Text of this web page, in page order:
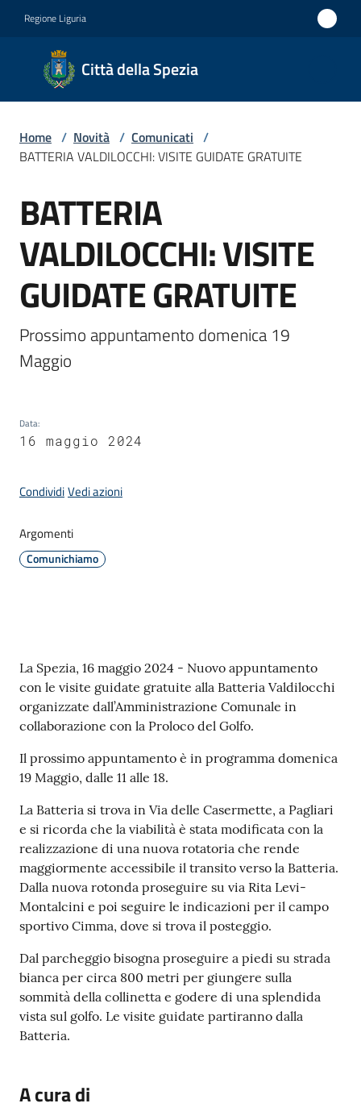
Regione Liguria
Città della Spezia
Città
della
Medaglia
Merito
Civile
Medaglia
d'argento
al Valor
Militare
Amministrazione
Servizi
Vivere
il
C
e
r
i
f
i
c
a
t
i
A
n
a
g
r
a
f
i
o
Home / Novità / Comunicati /
BATTERIA VALDILOCCHI: VISITE GUIDATE GRATUITE
Salta al contenuto
BATTERIA
VALDILOCCHI: VISITE
GUIDATE GRATUITE
Prossimo appuntamento domenica 19
Maggio
Data:
16 maggio 2024
CondividiVedi azioni
Argomenti
Comunichiamo
Contenuto
La Spezia, 16 maggio 2024 - Nuovo appuntamento
con le visite guidate gratuite alla Batteria Valdilocchi
organizzate dall’Amministrazione Comunale in
collaborazione con la Proloco del Golfo.
Il prossimo appuntamento è in programma domenica
19 Maggio, dalle 11 alle 18.
La Batteria si trova in Via delle Casermette, a Pagliari
e si ricorda che la viabilità è stata modificata con la
realizzazione di una nuova rotatoria che rende
maggiormente accessibile il transito verso la Batteria.
Dalla nuova rotonda proseguire su via Rita Levi-
Montalcini e poi seguire le indicazioni per il campo
sportivo Cimma, dove si trova il posteggio.
Dal parcheggio bisogna proseguire a piedi su strada
bianca per circa 800 metri per giungere sulla
sommità della collinetta e godere di una splendida
vista sul golfo. Le visite guidate partiranno dalla
Batteria.
A cura di